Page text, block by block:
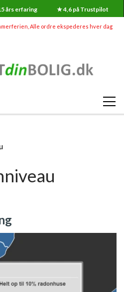
års erfaring ★ 4,6 på Trustpilot
Alle ordre ekspederes hver dag
(MIN. 60 DAGE)
RADONMÅLER
RENS
/ FUGTIGHEDSALARM
OVERFØLSOMHED
MÅLER
(25% RABAT)
TESTS
OVERFØLSOMHED
MOD SKIMMELSVAMP
UDSALG)
RADON?
OG KRÆFTTESTS
BØGER (NY)